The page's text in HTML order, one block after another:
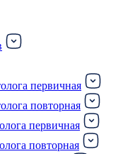
первичная
повторная
первичная
повторная